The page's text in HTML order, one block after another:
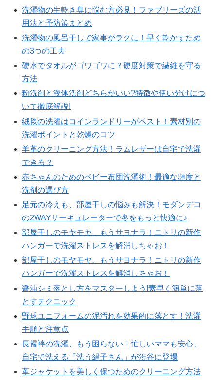
洗濯物の生乾き臭に悩む方必見！ファブリーズの活
用法と予防策まとめ
洗濯物の風呂干しで家事がラクに！早く乾かすため
の3つの工夫
硬水でタオルがゴワゴワに？硬度対策で繊維を守る
方法
粉洗剤と液体洗剤どちらがいい?特徴や使い分けにつ
いて徹底解説!
絨毯の洗濯はコインランドリーがベスト！素材別の
洗濯ポイントと乾燥のコツ
羊革のクリーニング方法！ラムレザーは自宅で洗濯
できる？
赤ちゃんのためのベビー布団洗濯術！最適な頻度と
洗剤の選び方
足元の冷えも、部屋干しの悩みも解決！モダンデコ
の2WAYサーキュレーターで冬をもっと快適に♪
部屋干しのモヤモヤ、もうサヨナラ！ニトリの新作
ハンガーで洗濯ストレスを解消しちゃお！
部屋干しのモヤモヤ、もうサヨナラ！ニトリの新作
ハンガーで洗濯ストレスを解消しちゃお！
醤油シミ落とし方をマスターしよう!素早く簡単に落
とすテクニック
野球ユニフォームの泥汚れを効果的に落とす！洗濯
手順と注意点
長襦袢の洗濯、もう困らない！忙しいママも安心、
自宅で洗える「洗う絹子さん」が渋谷に登場
革ジャケットを美しく保つためのクリーニング方法